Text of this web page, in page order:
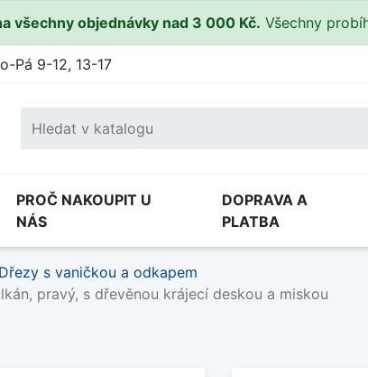
všechny objednávky nad 3 000 Kč. Všechny
Pá 9-12, 13-17
PROČ NAKOUPIT U
NÁS
DOPRAVA A
PLATBA
Dřezy s vaničkou a odkapem
pravý, s dřevěnou krájecí deskou a miskou